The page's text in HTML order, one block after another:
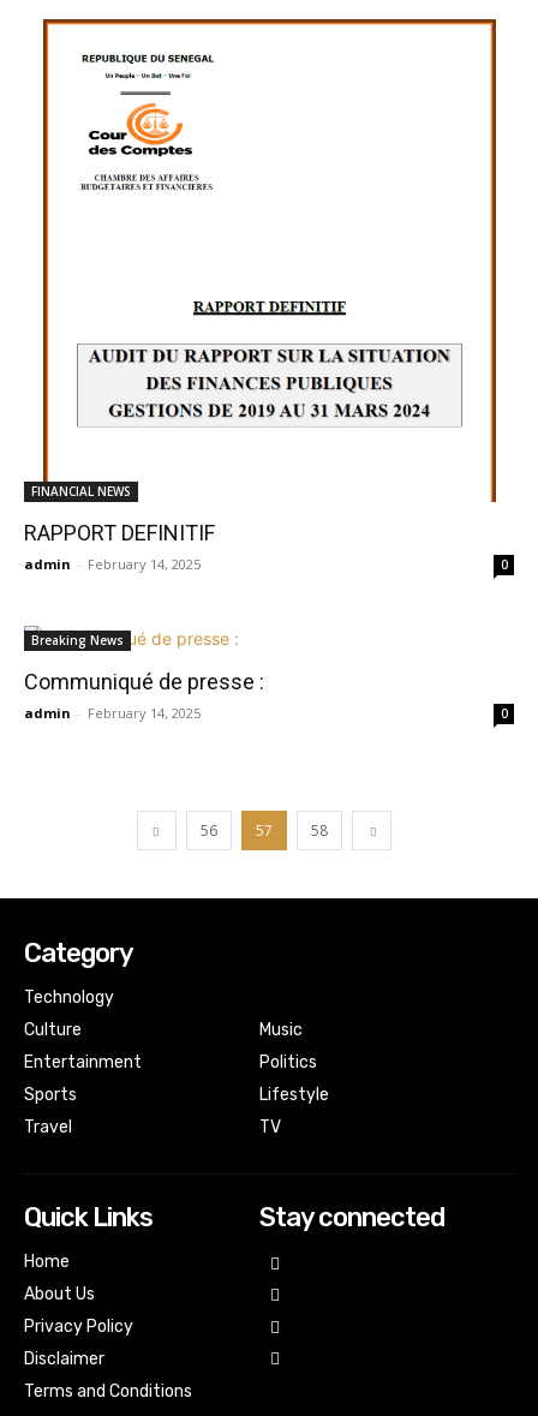
FINANCIAL NEWS
RAPPORT DEFINITIF
admin - February 14, 2025 0
Breaking News
Communiqué de presse :
admin - February 14, 2025 0
56 57 58
Category
Technology
Culture
Entertainment
Sports
Travel
Music
Politics
Lifestyle
TV
Quick Links
Home
About Us
Privacy Policy
Disclaimer
Terms and Conditions
Stay connected